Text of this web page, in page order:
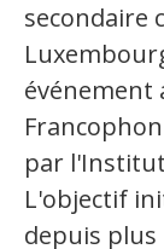
Aéronautique
Métallurgie
Automobile
Terminologie
Ressources
secondaire
événement
par
L'objectif
depuis plus